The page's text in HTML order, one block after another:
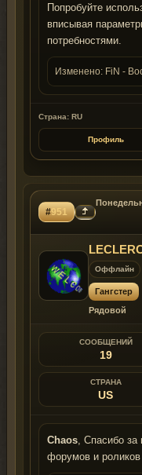
Попробуйте
вписывая
потребностями.
Изменено: FiN -
Страна: RU
Профиль
#951
Оффлайн
Гангстер
Рядовой
СООБЩЕНИЙ
19
СТРАНА
US
Chaos , Спасибо
форумов и роликов